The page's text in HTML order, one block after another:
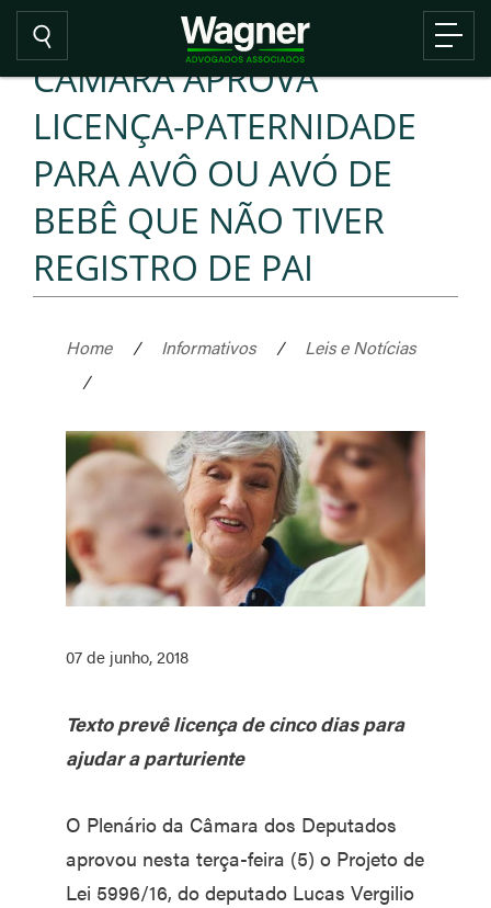
CÂMARA APROVA
LICENÇA-PATERNIDADE
PARA AVÔ OU AVÓ DE
BEBÊ QUE NÃO TIVER
REGISTRO DE PAI
Home / Informativos /
Leis e Notícias
/
07 de junho, 2018
Texto prevê licença de cinco dias para
ajudar a parturiente
O Plenário da Câmara dos Deputados
aprovou nesta terça-feira (5) o Projeto de
Lei 5996/16, do deputado Lucas Vergilio